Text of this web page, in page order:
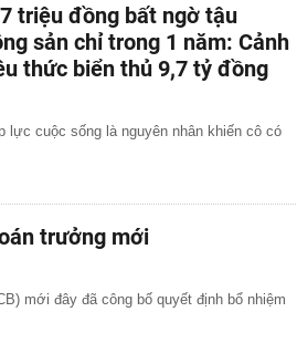
triệu đồng bất ngờ tậu
sản chỉ trong 1 năm: Cảnh
thức biển thủ 9,7 tỷ đồng
lực cuộc sống là nguyên nhân khiến cô có
trưởng mới
mới đây đã công bố quyết định bổ nhiệm